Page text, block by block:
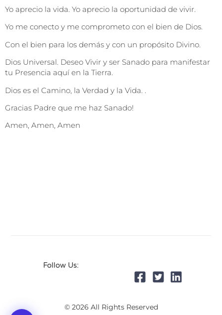
Yo aprecio la vida. Yo aprecio la oportunidad de vivir.
Yo me conecto y me comprometo con el bien de Dios.
Con el bien para los demás y con un propósito Divino.
Dios Universal. Deseo Vivir y ser Sanado para manifestar
tu Presencia aquí en la Tierra.
Dios es el Camino, la Verdad y la Vida. .
Gracias Padre que me haz Sanado!
Amen, Amen, Amen
Follow Us:
© 2026 All Rights Reserved